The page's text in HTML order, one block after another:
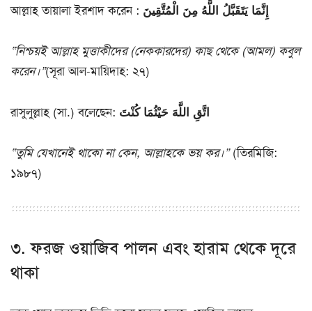
আল্লাহ তায়ালা ইরশাদ করেন : إِنَّمَا يَتَقَبَّلُ اللَّهُ مِنَ الْمُتَّقِينَ
“নিশ্চয়ই আল্লাহ মুত্তাকীদের (নেককারদের) কাছ থেকে (আমল) কবুল
করেন।”(সূরা আল-মায়িদাহ: ২৭)
রাসুলুল্লাহ (সা.) বলেছেন: اتَّقِ اللَّهَ حَيْثُمَا كُنْتَ
“তুমি যেখানেই থাকো না কেন, আল্লাহকে ভয় কর।”(তিরমিজি:
১৯৮৭)
৩. ফরজ ওয়াজিব পালন এবং হারাম থেকে দূরে
থাকা